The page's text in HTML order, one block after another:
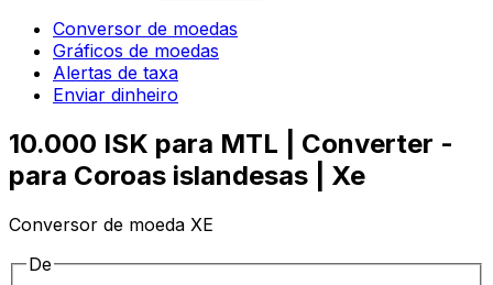
Conversor de moedas
Gráficos de moedas
Alertas de taxa
Enviar dinheiro
10.000 ISK para MTL | Converter -
para Coroas islandesas | Xe
Conversor de moeda XE
De